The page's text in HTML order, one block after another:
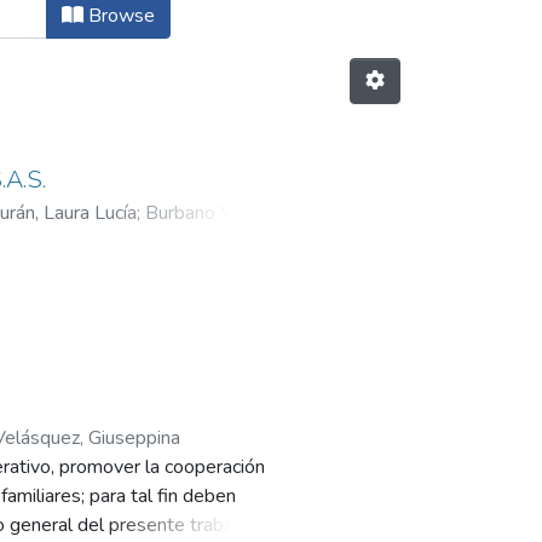
Browse
Laura Lucía; Burbano Vallejo,
Giuseppina
promover la cooperación
para tal fin deben
del presente trabajo es